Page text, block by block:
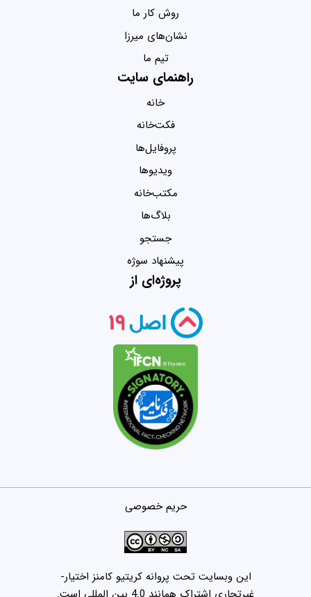
روش کار ما
نشان‌های میرزا
تیم ما
راهنمای سایت
خانه
فکت‌خانه
پروفایل‌ها
ویدیو‌ها
مکتب‌خانه
بلاگ‌ها
جستجو
پیشنهاد سوژه
پروژه‌ای از
حریم خصوصی
این وبسایت تحت پروانه کریتیو کامنز اختیار-